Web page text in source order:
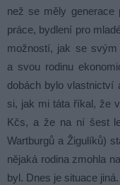
než se měly generace
práce, bydlení pro
možností, jak se
a svou rodinu
dobách bylo vlastnictví
si, jak mi táta říkal, že
Kčs, a že na ní šest
Wartburgů a Žigulíků)
nějaká rodina zmohla
byl. Dnes je situace